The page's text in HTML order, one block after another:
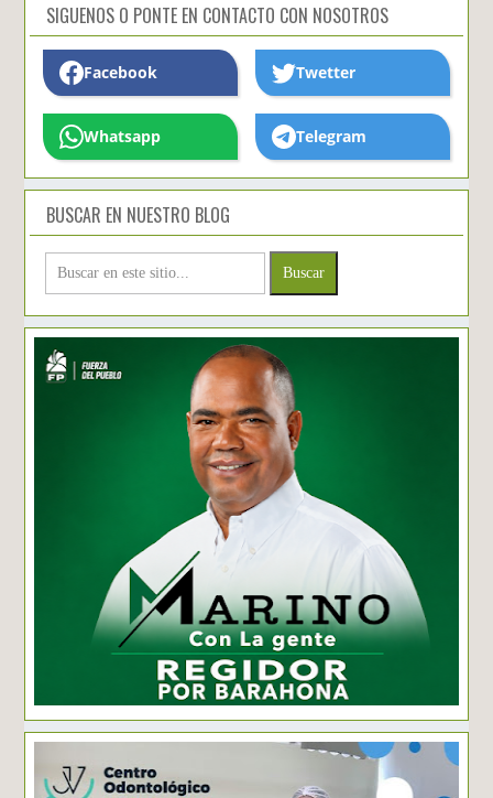
SIGUENOS O PONTE EN CONTACTO CON NOSOTROS
Facebook Twetter
Whatsapp Telegram
BUSCAR EN NUESTRO BLOG